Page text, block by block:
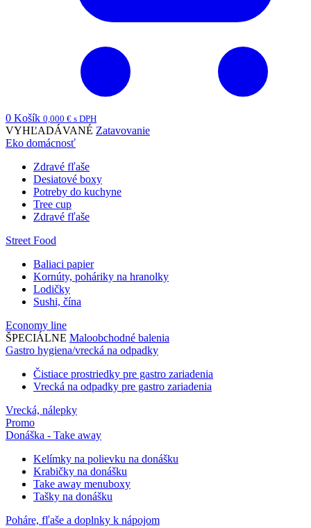
0 Košík 0,000 € s DPH
VYHĽADÁVANÉ Zatavovanie
Eko domácnosť
Zdravé fľaše
Desiatové boxy
Potreby do kuchyne
Tree cup
Zdravé fľaše
Street Food
Baliaci papier
Kornúty, poháriky na hranolky
Lodičky
Sushi, čína
Economy line
ŠPECIÁLNE Maloobchodné balenia
Gastro hygiena/vrecká na odpadky
Čistiace prostriedky pre gastro zariadenia
Vrecká na odpadky pre gastro zariadenia
Vrecká, nálepky
Promo
Donáška - Take away
Kelímky na polievku na donášku
Krabičky na donášku
Take away menuboxy
Tašky na donášku
Poháre, fľaše a doplnky k nápojom